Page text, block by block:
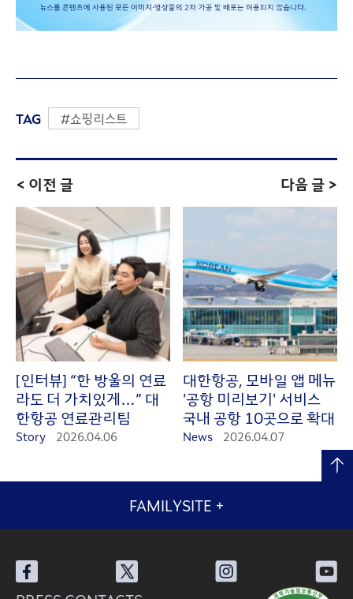
TAG #쇼핑리스트
< 이전 글
[인터뷰] “한 방울의 연료
라도 더 가치있게…” 대
한항공 연료관리팀
Story 2026.04.06
다음 글 >
대한항공, 모바일 앱 메뉴
'공항 미리보기' 서비스
국내 공항 10곳으로 확대
News 2026.04.07
FAMILYSITE +